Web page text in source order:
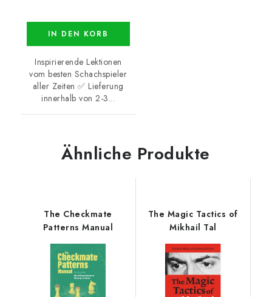
IN DEN KORB
Inspirierende Lektionen
vom besten Schachspieler
aller Zeiten ✅ Lieferung
innerhalb von 2-3...
Ähnliche Produkte
The Checkmate
Patterns Manual
The Magic Tactics of
Mikhail Tal